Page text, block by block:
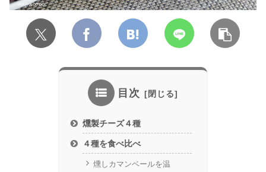
目次
燻製チーズ４種
４種を食べ比べ
燻しカマンベールを温